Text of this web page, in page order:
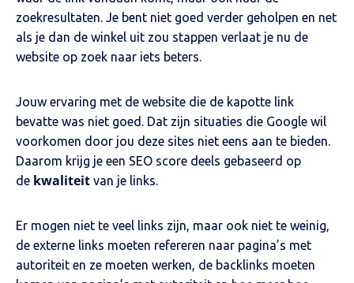
zoekresultaten. Je bent niet goed verder geholpen en net
als je dan de winkel uit zou stappen verlaat je nu de
website op zoek naar iets beters.
Jouw ervaring met de website die de kapotte link
bevatte was niet goed. Dat zijn situaties die Google wil
voorkomen door jou deze sites niet eens aan te bieden.
Daarom krijg je een SEO score deels gebaseerd op
de kwaliteit van je links.
Er mogen niet te veel links zijn, maar ook niet te weinig,
de externe links moeten refereren naar pagina’s met
autoriteit en ze moeten werken, de backlinks moeten